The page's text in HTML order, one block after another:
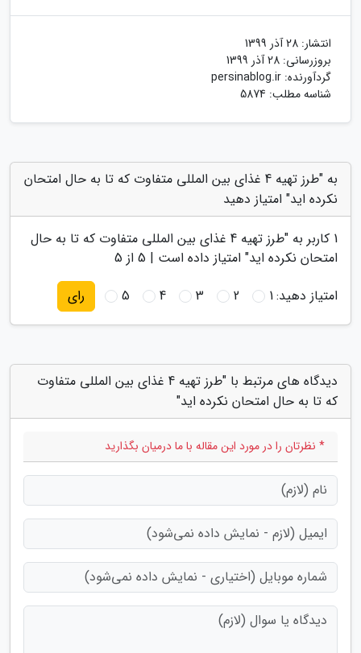
انتشار: 28 آذر 1399
بروزرسانی: 28 آذر 1399
گردآورنده: persinablog.ir
شناسه مطلب: 5874
به "طرز تهیه 4 غذای بین المللی متفاوت که تا به حال امتحان
نکرده اید" امتیاز دهید
1 کاربر به "
طرز تهیه 4 غذای بین المللی متفاوت که تا به حال
امتحان نکرده اید" امتیاز داده است | 5 از 5
امتیاز دهید:1
2
3
4
5 رای
دیدگاه های مرتبط با "طرز تهیه 4 غذای بین المللی متفاوت
که تا به حال امتحان نکرده اید"
* نظرتان را در مورد این مقاله با ما درمیان بگذارید